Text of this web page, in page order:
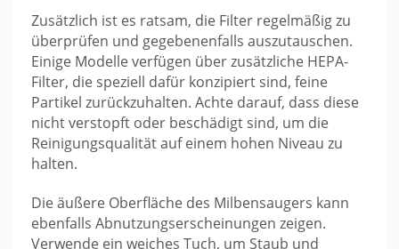
Zusätzlich ist es ratsam, die Filter regelmäßig zu
überprüfen und gegebenenfalls auszutauschen.
Einige Modelle verfügen über zusätzliche HEPA-
Filter, die speziell dafür konzipiert sind, feine
Partikel zurückzuhalten. Achte darauf, dass diese
nicht verstopft oder beschädigt sind, um die
Reinigungsqualität auf einem hohen Niveau zu
halten.
Die äußere Oberfläche des Milbensaugers kann
ebenfalls Abnutzungserscheinungen zeigen.
Verwende ein weiches Tuch, um Staub und